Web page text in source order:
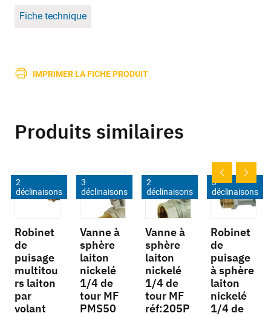
Fiche technique
IMPRIMER LA FICHE PRODUIT
Produits similaires
2
déclinaisons
Robinet
de
puisage
multitou
rs laiton
par
volant
3
déclinaisons
Vanne à
sphère
laiton
nickelé
1/4 de
tour MF
PMS50
2
déclinaisons
Vanne à
sphère
laiton
nickelé
1/4 de
tour MF
réf:205P
3
déclinaisons
Robinet
de
puisage
à sphère
laiton
nickelé
1/4 de